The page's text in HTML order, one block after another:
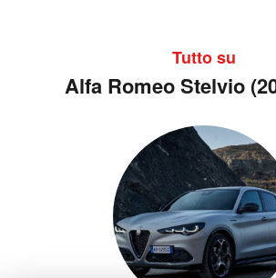
Tutto su
Alfa Romeo Stelvio